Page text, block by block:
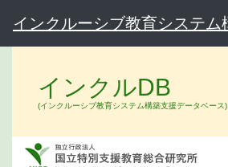
インクルDB
(インクルーシブ教育システム構築支援データベース)